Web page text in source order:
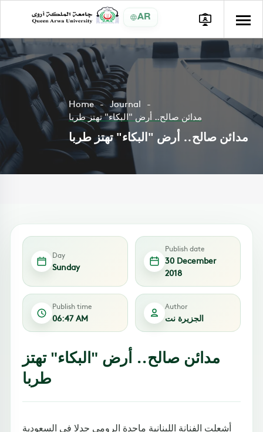
AR
Home
Journal
مدائن صالح.. أرض "البكاء" تهتز طربا
مدائن صالح.. أرض "البكاء" تهتز طربا
Day
Sunday
Publish date
30 December
2018
Publish time
06:47 AM
Author
الجزيرة نت
مدائن صالح.. أرض "البكاء" تهتز
طربا
أشعلت الفنانة اللبنانية ماجدة الرومي جدلا في السعودية